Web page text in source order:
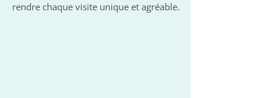
rendre chaque visite unique et agréable.